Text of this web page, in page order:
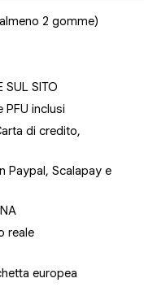
2 gomme)
SUL SITO
PFU inclusi
di credito,
Paypal, Scalapay e
reale
europea